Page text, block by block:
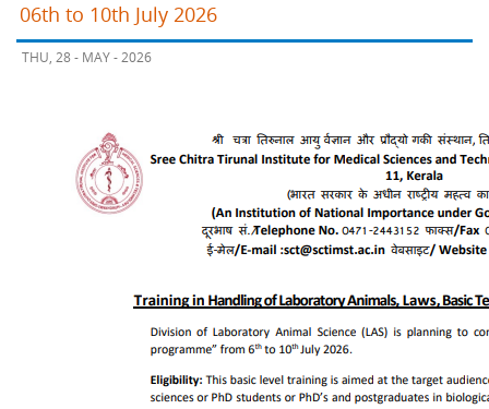
06th to 10th July 2026
THU, 28 - MAY - 2026